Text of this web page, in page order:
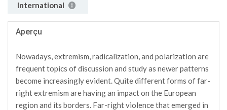
International
Aperçu
Nowadays, extremism, radicalization, and polarization are
frequent topics of discussion and study as newer patterns
become increasingly evident. Quite different forms of far-
right extremism are having an impact on the European
region and its borders. Far-right violence that emerged in